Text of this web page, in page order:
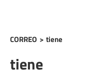
CORREO > tiene
tiene